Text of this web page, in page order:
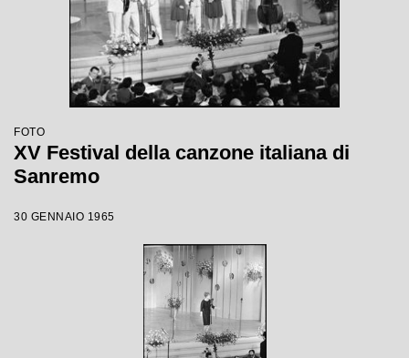
FOTO
XV Festival della canzone italiana di
Sanremo
30 GENNAIO 1965